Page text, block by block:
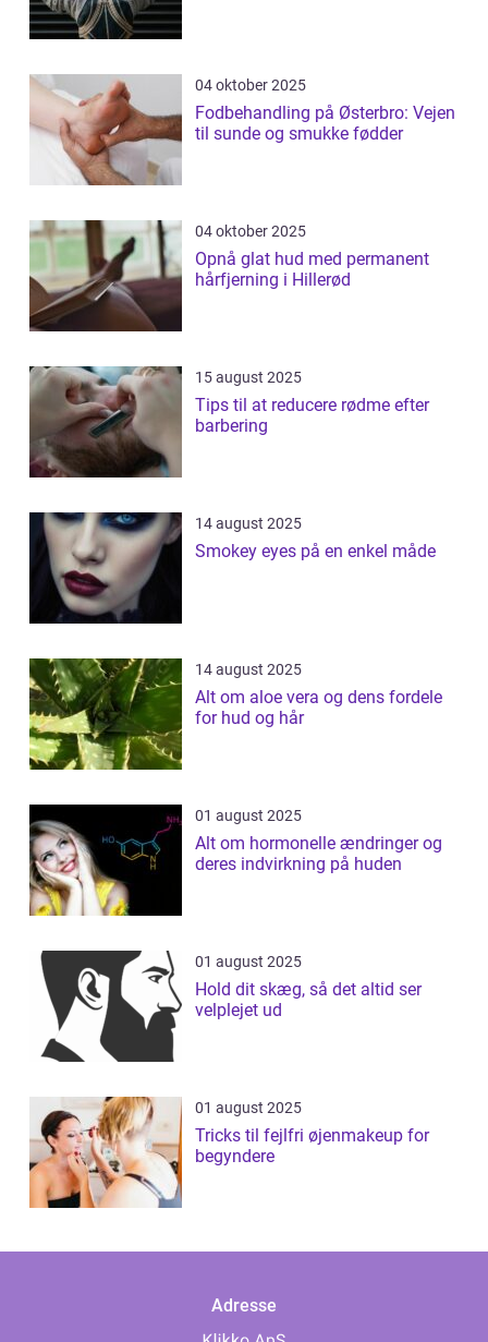
04 oktober 2025
Fodbehandling på Østerbro: Vejen
til sunde og smukke fødder
04 oktober 2025
Opnå glat hud med permanent
hårfjerning i Hillerød
15 august 2025
Tips til at reducere rødme efter
barbering
14 august 2025
Smokey eyes på en enkel måde
14 august 2025
Alt om aloe vera og dens fordele
for hud og hår
01 august 2025
Alt om hormonelle ændringer og
deres indvirkning på huden
01 august 2025
Hold dit skæg, så det altid ser
velplejet ud
01 august 2025
Tricks til fejlfri øjenmakeup for
begyndere
Adresse